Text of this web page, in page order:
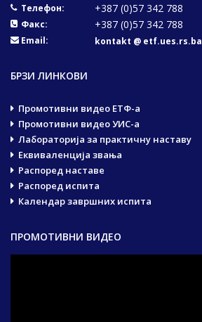
Телефон: +387 (0)57 342 788
Факс: +387 (0)57 342 788
Email: kontakt @ etf.ues.rs.ba
БРЗИ ЛИНКОВИ
Промотивни видео ЕТФ-а
Промотивни видео УИС-а
Лабораторија за практичну наставу
Еквиваленција звања
Распоред наставе
Распоред испита
Календар завршних испита
ПРОМОТИВНИ ВИДЕО